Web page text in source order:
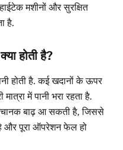
मशीनों और सुरक्षित
है.
होती है?
होती है. कई खदानों के ऊपर
में पानी भरा रहता है.
बाढ़ आ सकती है, जिससे
है और पूरा ऑपरेशन फेल हो